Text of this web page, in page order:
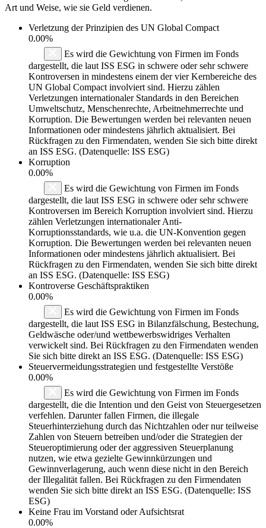
Art und Weise, wie sie Geld verdienen.
Verletzung der Prinzipien des UN Global Compact
0.00%
Es wird die Gewichtung von Firmen im Fonds
dargestellt, die laut ISS ESG in schwere oder sehr schwere
Kontroversen in mindestens einem der vier Kernbereiche des
UN Global Compact involviert sind. Hierzu zählen
Verletzungen internationaler Standards in den Bereichen
Umweltschutz, Menschenrechte, Arbeitnehmerrechte und
Korruption. Die Bewertungen werden bei relevanten neuen
Informationen oder mindestens jährlich aktualisiert. Bei
Rückfragen zu den Firmendaten, wenden Sie sich bitte direkt
an ISS ESG. (Datenquelle: ISS ESG)
Korruption
0.00%
Es wird die Gewichtung von Firmen im Fonds
dargestellt, die laut ISS ESG in schwere oder sehr schwere
Kontroversen im Bereich Korruption involviert sind. Hierzu
zählen Verletzungen internationaler Anti-
Korruptionsstandards, wie u.a. die UN-Konvention gegen
Korruption. Die Bewertungen werden bei relevanten neuen
Informationen oder mindestens jährlich aktualisiert. Bei
Rückfragen zu den Firmendaten, wenden Sie sich bitte direkt
an ISS ESG. (Datenquelle: ISS ESG)
Kontroverse Geschäftspraktiken
0.00%
Es wird die Gewichtung von Firmen im Fonds
dargestellt, die laut ISS ESG in Bilanzfälschung, Bestechung,
Geldwäsche oder/und wettbewerbswidriges Verhalten
verwickelt sind. Bei Rückfragen zu den Firmendaten wenden
Sie sich bitte direkt an ISS ESG. (Datenquelle: ISS ESG)
Steuervermeidungsstrategien und festgestellte Verstöße
0.00%
Es wird die Gewichtung von Firmen im Fonds
dargestellt, die die Intention und den Geist von Steuergesetzen
verfehlen. Darunter fallen Firmen, die illegale
Steuerhinterziehung durch das Nichtzahlen oder nur teilweise
Zahlen von Steuern betreiben und/oder die Strategien der
Steueroptimierung oder der aggressiven Steuerplanung
nutzen, wie etwa gezielte Gewinnkürzungen und
Gewinnverlagerung, auch wenn diese nicht in den Bereich
der Illegalität fallen. Bei Rückfragen zu den Firmendaten
wenden Sie sich bitte direkt an ISS ESG. (Datenquelle: ISS
ESG)
Keine Frau im Vorstand oder Aufsichtsrat
0.00%